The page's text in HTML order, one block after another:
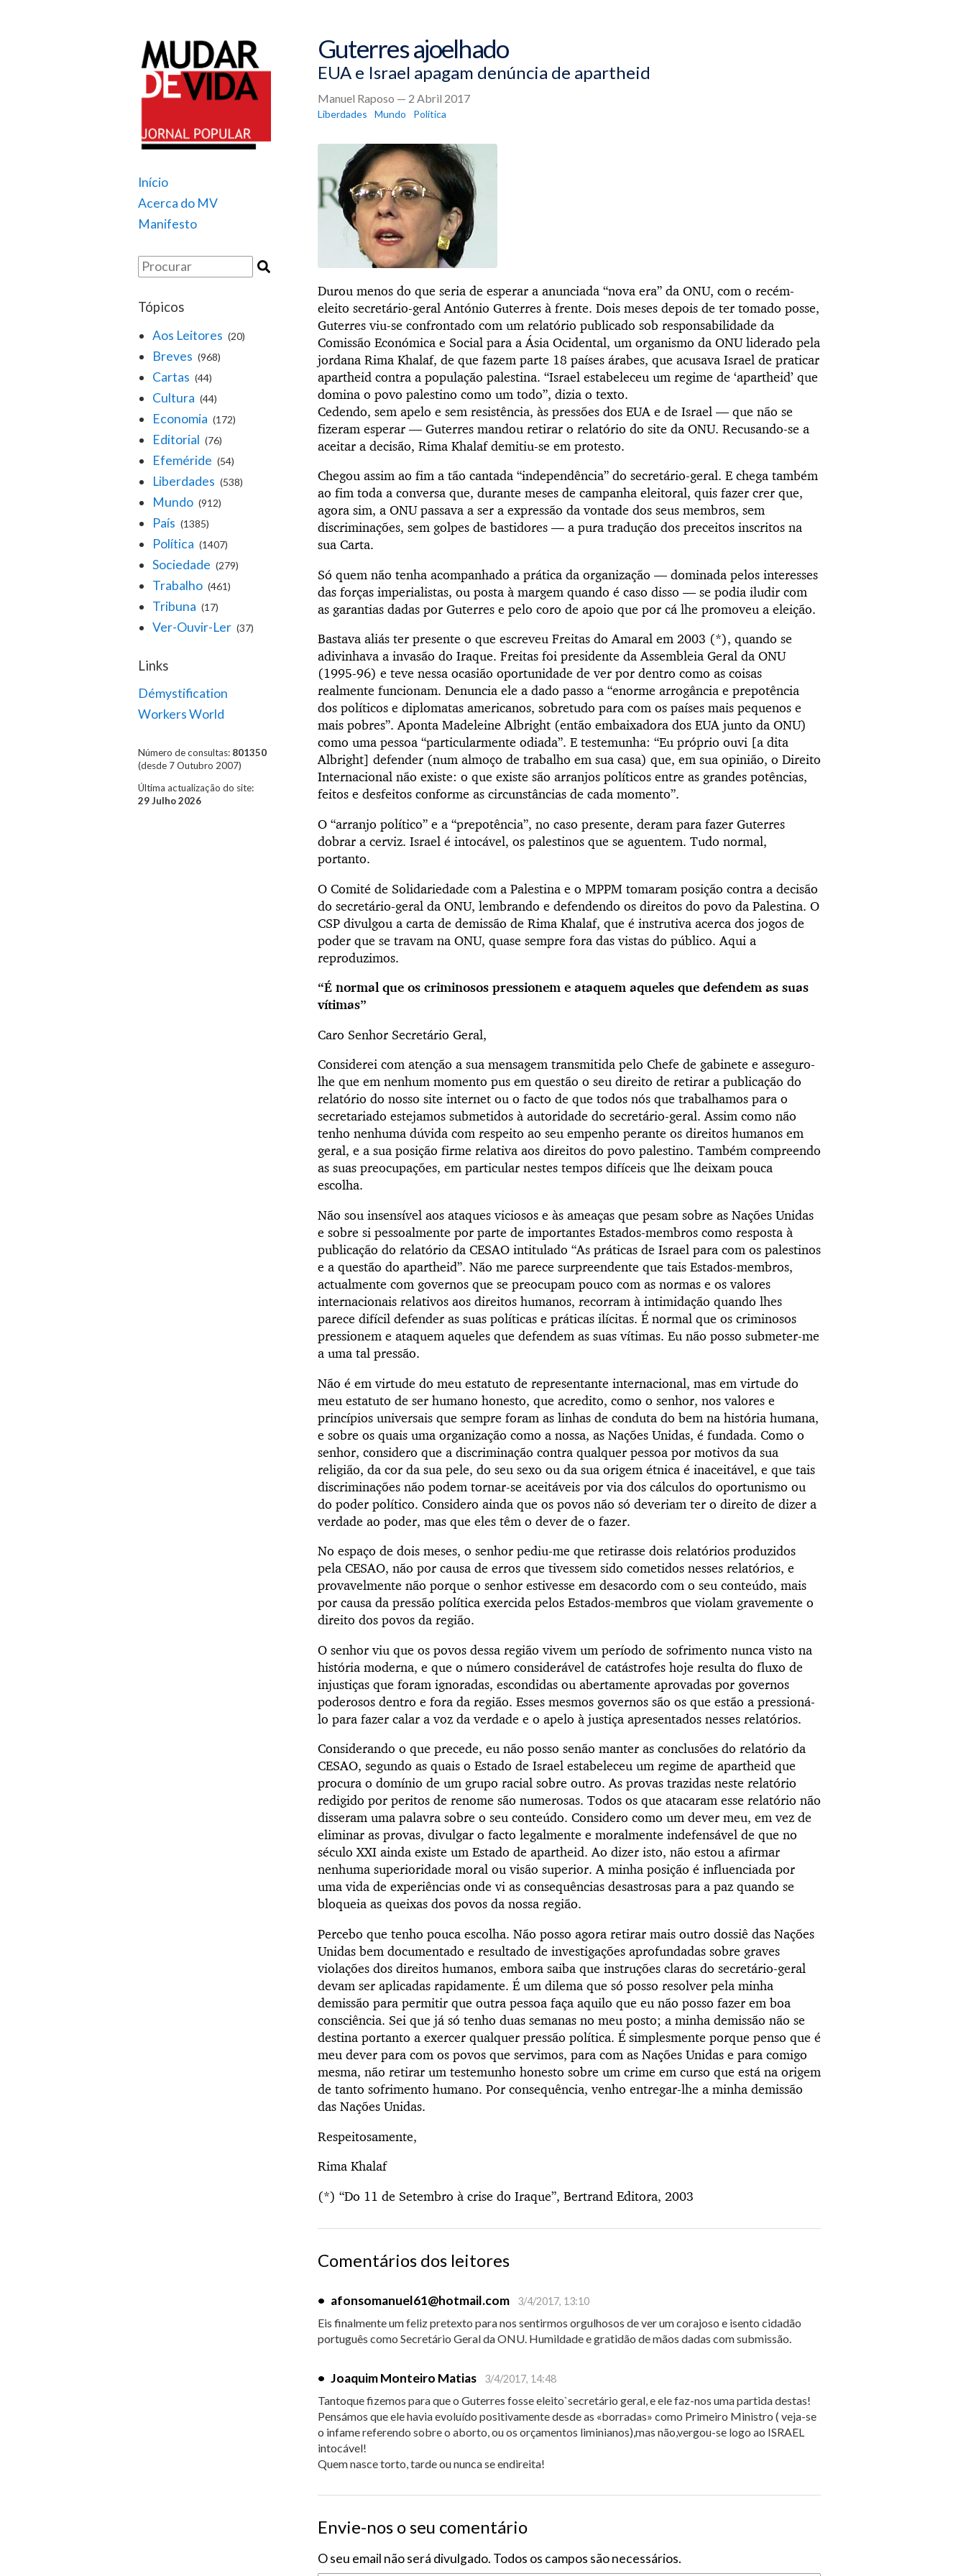
Início
Acerca do MV
Manifesto
Tópicos
Aos Leitores (20)
Breves (968)
Cartas (44)
Cultura (44)
Economia (172)
Editorial (76)
Efeméride (54)
Liberdades (538)
Mundo (912)
País (1385)
Política (1407)
Sociedade (279)
Trabalho (461)
Tribuna (17)
Ver-Ouvir-Ler (37)
Links
Démystification
Workers World
Número de consultas: 801350
(desde 7 Outubro 2007)
Última actualização do site:
29 Julho 2026
Guterres ajoelhado
EUA e Israel apagam denúncia de apartheid
Manuel Raposo — 2 Abril 2017
Liberdades Mundo Política
Durou menos do que seria de esperar a anunciada “nova era” da ONU, com o recém-
eleito secretário-geral António Guterres à frente. Dois meses depois de ter tomado posse,
Guterres viu-se confrontado com um relatório publicado sob responsabilidade da
Comissão Económica e Social para a Ásia Ocidental, um organismo da ONU liderado pela
jordana Rima Khalaf, de que fazem parte 18 países árabes, que acusava Israel de praticar
apartheid contra a população palestina. “Israel estabeleceu um regime de ‘apartheid’ que
domina o povo palestino como um todo”, dizia o texto.
Cedendo, sem apelo e sem resistência, às pressões dos EUA e de Israel — que não se
fizeram esperar — Guterres mandou retirar o relatório do site da ONU. Recusando-se a
aceitar a decisão, Rima Khalaf demitiu-se em protesto.
Chegou assim ao fim a tão cantada “independência” do secretário-geral. E chega também
ao fim toda a conversa que, durante meses de campanha eleitoral, quis fazer crer que,
agora sim, a ONU passava a ser a expressão da vontade dos seus membros, sem
discriminações, sem golpes de bastidores — a pura tradução dos preceitos inscritos na
sua Carta.
Só quem não tenha acompanhado a prática da organização — dominada pelos interesses
das forças imperialistas, ou posta à margem quando é caso disso — se podia iludir com
as garantias dadas por Guterres e pelo coro de apoio que por cá lhe promoveu a eleição.
Bastava aliás ter presente o que escreveu Freitas do Amaral em 2003 (*), quando se
adivinhava a invasão do Iraque. Freitas foi presidente da Assembleia Geral da ONU
(1995-96) e teve nessa ocasião oportunidade de ver por dentro como as coisas
realmente funcionam. Denuncia ele a dado passo a “enorme arrogância e prepotência
dos políticos e diplomatas americanos, sobretudo para com os países mais pequenos e
mais pobres”. Aponta Madeleine Albright (então embaixadora dos EUA junto da ONU)
como uma pessoa “particularmente odiada”. E testemunha: “Eu próprio ouvi [a dita
Albright] defender (num almoço de trabalho em sua casa) que, em sua opinião, o Direito
Internacional não existe: o que existe são arranjos políticos entre as grandes potências,
feitos e desfeitos conforme as circunstâncias de cada momento”.
O “arranjo político” e a “prepotência”, no caso presente, deram para fazer Guterres
dobrar a cerviz. Israel é intocável, os palestinos que se aguentem. Tudo normal,
portanto.
O Comité de Solidariedade com a Palestina e o MPPM tomaram posição contra a decisão
do secretário-geral da ONU, lembrando e defendendo os direitos do povo da Palestina. O
CSP divulgou a carta de demissão de Rima Khalaf, que é instrutiva acerca dos jogos de
poder que se travam na ONU, quase sempre fora das vistas do público. Aqui a
reproduzimos.
“É normal que os criminosos pressionem e ataquem aqueles que defendem as suas
vítimas”
Caro Senhor Secretário Geral,
Considerei com atenção a sua mensagem transmitida pelo Chefe de gabinete e asseguro-
lhe que em nenhum momento pus em questão o seu direito de retirar a publicação do
relatório do nosso site internet ou o facto de que todos nós que trabalhamos para o
secretariado estejamos submetidos à autoridade do secretário-geral. Assim como não
tenho nenhuma dúvida com respeito ao seu empenho perante os direitos humanos em
geral, e a sua posição firme relativa aos direitos do povo palestino. Também compreendo
as suas preocupações, em particular nestes tempos difíceis que lhe deixam pouca
escolha.
Não sou insensível aos ataques viciosos e às ameaças que pesam sobre as Nações Unidas
e sobre si pessoalmente por parte de importantes Estados-membros como resposta à
publicação do relatório da CESAO intitulado “As práticas de Israel para com os palestinos
e a questão do apartheid”. Não me parece surpreendente que tais Estados-membros,
actualmente com governos que se preocupam pouco com as normas e os valores
internacionais relativos aos direitos humanos, recorram à intimidação quando lhes
parece difícil defender as suas políticas e práticas ilícitas. É normal que os criminosos
pressionem e ataquem aqueles que defendem as suas vítimas. Eu não posso submeter-me
a uma tal pressão.
Não é em virtude do meu estatuto de representante internacional, mas em virtude do
meu estatuto de ser humano honesto, que acredito, como o senhor, nos valores e
princípios universais que sempre foram as linhas de conduta do bem na história humana,
e sobre os quais uma organização como a nossa, as Nações Unidas, é fundada. Como o
senhor, considero que a discriminação contra qualquer pessoa por motivos da sua
religião, da cor da sua pele, do seu sexo ou da sua origem étnica é inaceitável, e que tais
discriminações não podem tornar-se aceitáveis por via dos cálculos do oportunismo ou
do poder político. Considero ainda que os povos não só deveriam ter o direito de dizer a
verdade ao poder, mas que eles têm o dever de o fazer.
No espaço de dois meses, o senhor pediu-me que retirasse dois relatórios produzidos
pela CESAO, não por causa de erros que tivessem sido cometidos nesses relatórios, e
provavelmente não porque o senhor estivesse em desacordo com o seu conteúdo, mais
por causa da pressão política exercida pelos Estados-membros que violam gravemente o
direito dos povos da região.
O senhor viu que os povos dessa região vivem um período de sofrimento nunca visto na
história moderna, e que o número considerável de catástrofes hoje resulta do fluxo de
injustiças que foram ignoradas, escondidas ou abertamente aprovadas por governos
poderosos dentro e fora da região. Esses mesmos governos são os que estão a pressioná-
lo para fazer calar a voz da verdade e o apelo à justiça apresentados nesses relatórios.
Considerando o que precede, eu não posso senão manter as conclusões do relatório da
CESAO, segundo as quais o Estado de Israel estabeleceu um regime de apartheid que
procura o domínio de um grupo racial sobre outro. As provas trazidas neste relatório
redigido por peritos de renome são numerosas. Todos os que atacaram esse relatório não
disseram uma palavra sobre o seu conteúdo. Considero como um dever meu, em vez de
eliminar as provas, divulgar o facto legalmente e moralmente indefensável de que no
século XXI ainda existe um Estado de apartheid. Ao dizer isto, não estou a afirmar
nenhuma superioridade moral ou visão superior. A minha posição é influenciada por
uma vida de experiências onde vi as consequências desastrosas para a paz quando se
bloqueia as queixas dos povos da nossa região.
Percebo que tenho pouca escolha. Não posso agora retirar mais outro dossiê das Nações
Unidas bem documentado e resultado de investigações aprofundadas sobre graves
violações dos direitos humanos, embora saiba que instruções claras do secretário-geral
devam ser aplicadas rapidamente. É um dilema que só posso resolver pela minha
demissão para permitir que outra pessoa faça aquilo que eu não posso fazer em boa
consciência. Sei que já só tenho duas semanas no meu posto; a minha demissão não se
destina portanto a exercer qualquer pressão política. É simplesmente porque penso que é
meu dever para com os povos que servimos, para com as Nações Unidas e para comigo
mesma, não retirar um testemunho honesto sobre um crime em curso que está na origem
de tanto sofrimento humano. Por consequência, venho entregar-lhe a minha demissão
das Nações Unidas.
Respeitosamente,
Rima Khalaf
(*) “Do 11 de Setembro à crise do Iraque”, Bertrand Editora, 2003
Comentários dos leitores
• afonsomanuel61@hotmail.com 3/4/2017, 13:10
Eis finalmente um feliz pretexto para nos sentirmos orgulhosos de ver um corajoso e isento cidadão
português como Secretário Geral da ONU. Humildade e gratidão de mãos dadas com submissão.
• Joaquim Monteiro Matias 3/4/2017, 14:48
Tantoque fizemos para que o Guterres fosse eleito`secretário geral, e ele faz-nos uma partida destas!
Pensámos que ele havia evoluído positivamente desde as «borradas» como Primeiro Ministro ( veja-se
o infame referendo sobre o aborto, ou os orçamentos liminianos),mas não,vergou-se logo ao ISRAEL
intocável!
Quem nasce torto, tarde ou nunca se endireita!
Envie-nos o seu comentário
O seu email não será divulgado. Todos os campos são necessários.